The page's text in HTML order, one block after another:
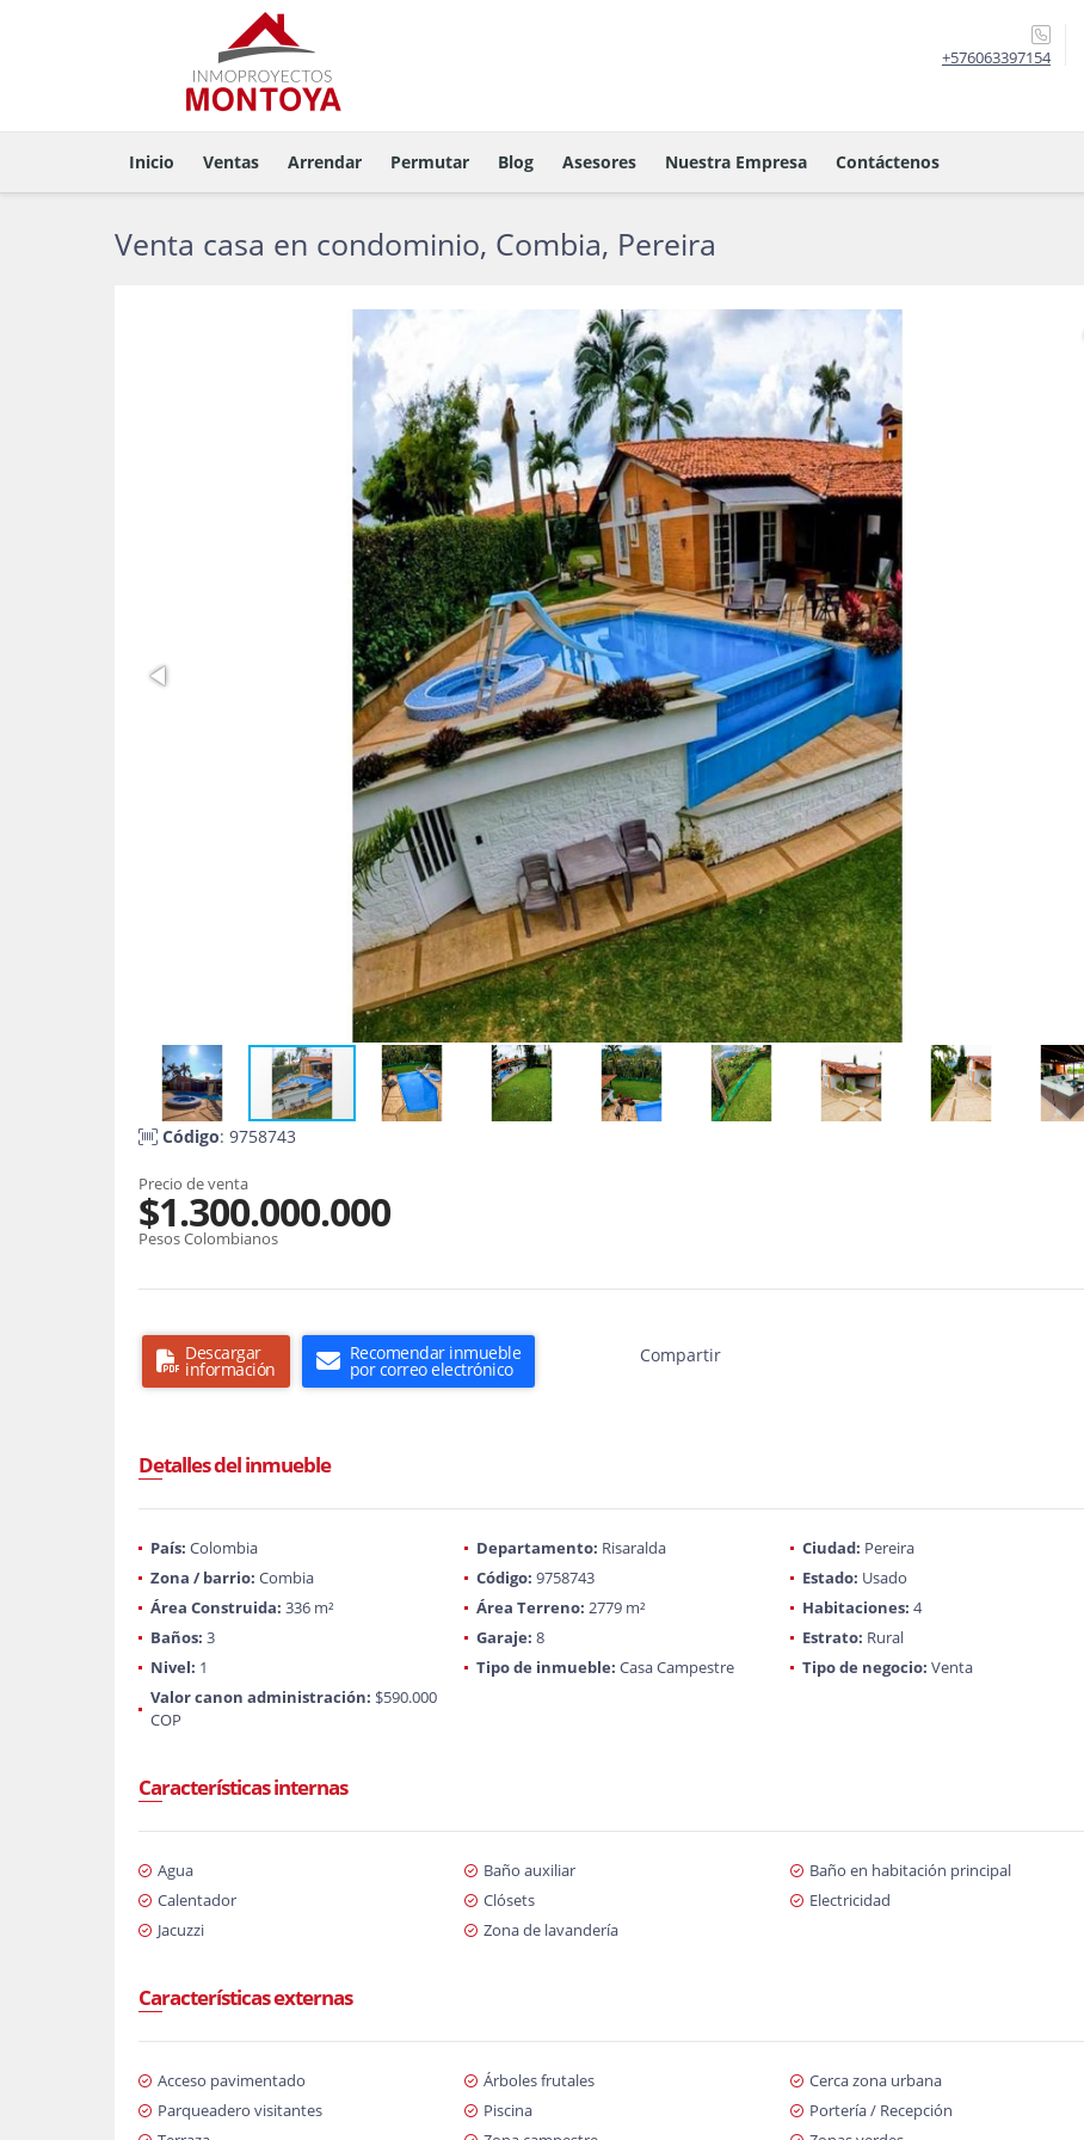
+576063397154
Inicio Ventas Arrendar Permutar Blog Asesores Nuestra Empresa Contáctenos
Venta casa en condominio, Combia, Pereira
Código: 9758743
Precio de venta
$1.300.000.000
Pesos Colombianos
Descargar
información
Recomendar inmueble
por correo electrónico
Compartir
Detalles del inmueble
País: Colombia Departamento: Risaralda Ciudad: Pereira
Zona / barrio: Combia Código: 9758743 Estado: Usado
Área Construida: 336 m² Área Terreno: 2779 m² Habitaciones: 4
Baños: 3 Garaje: 8 Estrato: Rural
Nivel: 1 Tipo de inmueble: Casa Campestre Tipo de negocio: Venta
Valor canon administración: $590.000
COP
Características internas
Agua Baño auxiliar
Baño en habitación principal
Calentador
Clósets
Electricidad
Jacuzzi
Zona de lavandería
Características externas
Acceso pavimentado Árboles frutales
Cerca zona urbana
Parqueadero visitantes
Piscina
Portería / Recepción